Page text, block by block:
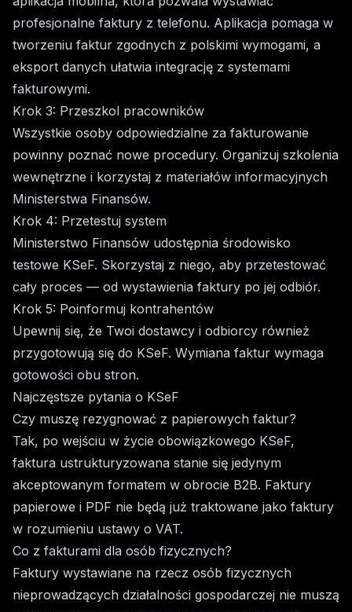
profesjonalne faktury z telefonu. Aplikacja pomaga w
tworzeniu faktur zgodnych z polskimi wymogami, a
eksport danych ułatwia integrację z systemami
fakturowymi.
Krok 3: Przeszkol pracowników
Wszystkie osoby odpowiedzialne za fakturowanie
powinny poznać nowe procedury. Organizuj szkolenia
wewnętrzne i korzystaj z materiałów informacyjnych
Ministerstwa Finansów.
Krok 4: Przetestuj system
Ministerstwo Finansów udostępnia środowisko
testowe KSeF. Skorzystaj z niego, aby przetestować
cały proces — od wystawienia faktury po jej odbiór.
Krok 5: Poinformuj kontrahentów
Upewnij się, że Twoi dostawcy i odbiorcy również
przygotowują się do KSeF. Wymiana faktur wymaga
gotowości obu stron.
Najczęstsze pytania o KSeF
Czy muszę rezygnować z papierowych faktur?
Tak, po wejściu w życie obowiązkowego KSeF,
faktura ustrukturyzowana stanie się jedynym
akceptowanym formatem w obrocie B2B. Faktury
papierowe i PDF nie będą już traktowane jako faktury
w rozumieniu ustawy o VAT.
Co z fakturami dla osób fizycznych?
Faktury wystawiane na rzecz osób fizycznych
nieprowadzących działalności gospodarczej nie muszą